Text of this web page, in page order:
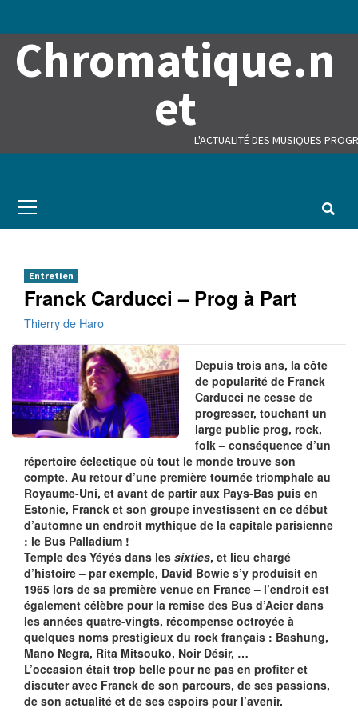
Chromatique.n
et
L'ACTUALITÉ DES MUSIQUES
Menu
Entretien
Franck Carducci – Prog à Part
Thierry de Haro
Depuis trois ans, la côte
de popularité de Franck
Carducci ne cesse de
progresser, touchant un
large public prog, rock,
folk – conséquence d’un
répertoire éclectique où tout le monde trouve son
compte. Au retour d’une première tournée triomphale au
Royaume-Uni, et avant de partir aux Pays-Bas puis en
Estonie, Franck et son groupe investissent en ce début
d’automne un endroit mythique de la capitale parisienne
: le Bus Palladium !
Temple des Yéyés dans les sixties, et lieu chargé
d’histoire – par exemple, David Bowie s’y produisit en
1965 lors de sa première venue en France – l’endroit est
également célèbre pour la remise des Bus d’Acier dans
les années quatre-vingts, récompense octroyée à
quelques noms prestigieux du rock français : Bashung,
Mano Negra, Rita Mitsouko, Noir Désir, …
L’occasion était trop belle pour ne pas en profiter et
discuter avec Franck de son parcours, de ses passions,
de son actualité et de ses espoirs pour l’avenir.